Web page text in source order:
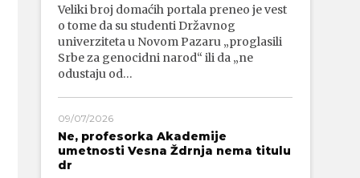
Veliki broj domaćih portala preneo je vest
o tome da su studenti Državnog
univerziteta u Novom Pazaru „proglasili
Srbe za genocidni narod“ ili da „ne
odustaju od…
09/07/2026
Ne, profesorka Akademije
umetnosti Vesna Ždrnja nema titulu
dr